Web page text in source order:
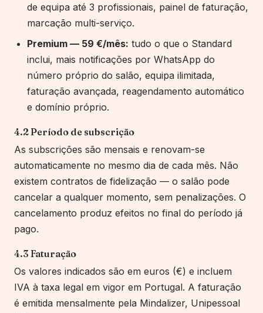
de equipa até 3 profissionais, painel de faturação,
marcação multi-serviço.
Premium — 59 €/mês: tudo o que o Standard
inclui, mais notificações por WhatsApp do
número própriodo salão, equipa ilimitada,
faturação avançada, reagendamento automático
e domínio próprio.
4.2 Período de subscrição
As subscrições são mensais e renovam-se
automaticamente no mesmo dia de cada mês. Não
existem contratos de fidelização — o salão pode
cancelar a qualquer momento, sem penalizações. O
cancelamento produz efeitos no final do período já
pago.
4.3 Faturação
Os valores indicados são em euros (€) e incluem
IVA à taxa legal em vigor em Portugal. A faturação
é emitida mensalmente pela Mindalizer, Unipessoal